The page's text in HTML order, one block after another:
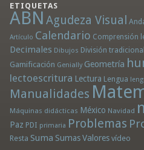
ETIQUETAS
ABN Agudeza Visual
Artículo Calendario Comprensión
Decimales Dibujos División tradicional
Gamificación Genially Geometría
lectoescritura Lectura Lengua
Manualidades
Máquinas didácticas México Navidad
Paz PDI primaria Problemas
Resta Suma Sumas Valores vídeo